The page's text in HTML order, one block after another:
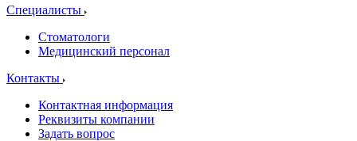
Специалисты
Стоматологи
Медицинский персонал
Контакты
Контактная информация
Реквизиты компании
Задать вопрос